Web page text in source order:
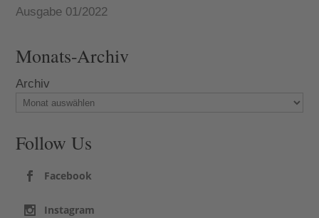
Ausgabe 01/2022
Monats-Archiv
Archiv
Follow Us
Facebook
Instagram